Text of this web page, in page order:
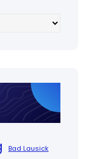
Bad Lausick